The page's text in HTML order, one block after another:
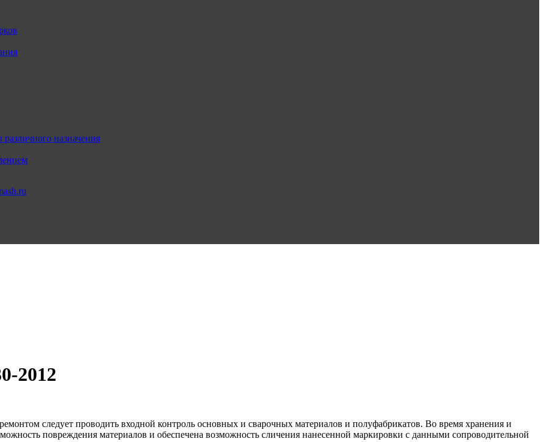
назначения
2012
следует проводить входной контроль основных и сварочных материалов и полуфабрикатов. Во время хранения и
повреждения материалов и обеспечена возможность сличения нанесенной маркировки с данными сопроводительной